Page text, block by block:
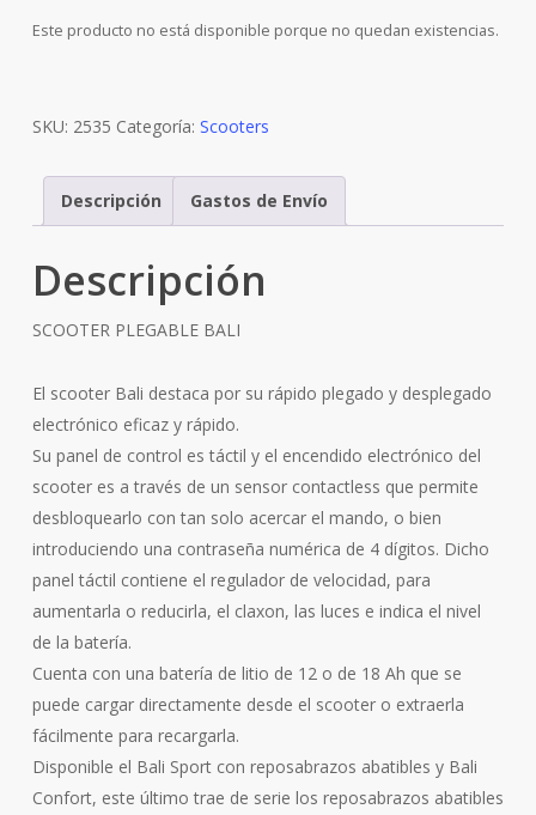
Este producto no está disponible porque no quedan existencias.
SKU: 2535 Categoría: Scooters
Descripción Gastos de Envío
Descripción
SCOOTER PLEGABLE BALI
El scooter Bali destaca por su rápido plegado y desplegado
electrónico eficaz y rápido.
Su panel de control es táctil y el encendido electrónico del
scooter es a través de un sensor contactless que permite
desbloquearlo con tan solo acercar el mando, o bien
introduciendo una contraseña numérica de 4 dígitos. Dicho
panel táctil contiene el regulador de velocidad, para
aumentarla o reducirla, el claxon, las luces e indica el nivel
de la batería.
Cuenta con una batería de litio de 12 o de 18 Ah que se
puede cargar directamente desde el scooter o extraerla
fácilmente para recargarla.
Disponible el Bali Sport con reposabrazos abatibles y Bali
Confort, este último trae de serie los reposabrazos abatibles